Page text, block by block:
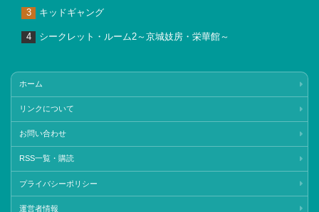
キッドギャング
シークレット・ルーム2～京城妓房・栄華館～
ホーム
リンクについて
お問い合わせ
RSS一覧・購読
プライバシーポリシー
運営者情報